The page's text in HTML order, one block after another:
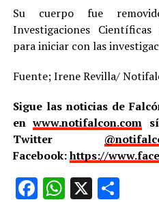
Su cuerpo fue
Investigaciones
para iniciar con las
Fuente; Irene Revilla/
Sigue las noticias de
enwww.notifalcon.com
Twitter
Facebook:https://
Facebook
WhatsApp
X